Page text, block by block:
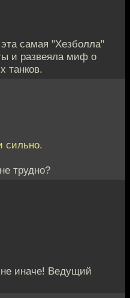
самая "Хезболла"
и развеяла миф о
танков.
сильно.
трудно?
не иначе! Ведущий